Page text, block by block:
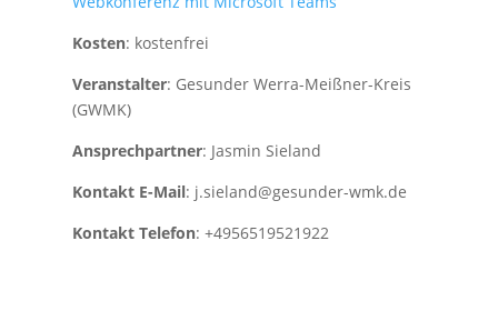
Kosten: kostenfrei
Veranstalter: Gesunder Werra-Meißner-Kreis
(GWMK)
Ansprechpartner: Jasmin Sieland
Kontakt E-Mail: j.sieland@gesunder-wmk.de
Kontakt Telefon: +4956519521922